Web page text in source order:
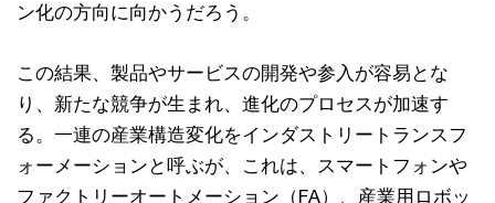
ン化の方向に向かうだろう。
この結果、製品やサービスの開発や参入が容易とな
り、新たな競争が生まれ、進化のプロセスが加速す
る。一連の産業構造変化をインダストリートランスフ
ォーメーションと呼ぶが、これは、スマートフォンや
ファクトリーオートメーション（FA）、産業用ロボッ